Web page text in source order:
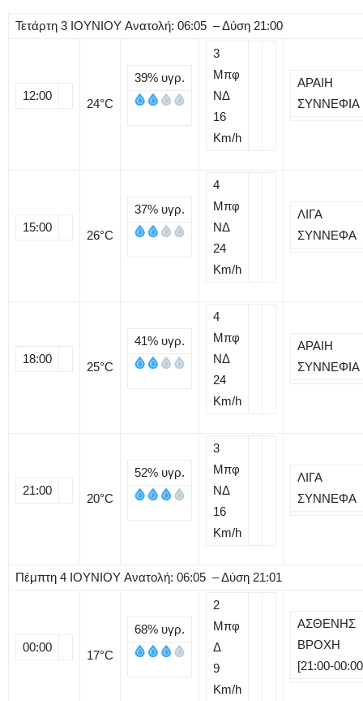
Τετάρτη 3 ΙΟΥΝΙΟΥ Ανατολή: 06:05 – Δύση 21:00
12:00
24°C
39% υγρ.
3
Μπφ
ΝΔ
16
Km/h
ΑΡΑΙΗ
ΣΥΝΝΕΦΙΑ
15:00
26°C
37% υγρ.
4
Μπφ
ΝΔ
24
Km/h
ΛΙΓΑ
ΣΥΝΝΕΦΑ
18:00
25°C
41% υγρ.
4
Μπφ
ΝΔ
24
Km/h
ΑΡΑΙΗ
ΣΥΝΝΕΦΙΑ
21:00
20°C
52% υγρ.
3
Μπφ
ΝΔ
16
Km/h
ΛΙΓΑ
ΣΥΝΝΕΦΑ
Πέμπτη 4 ΙΟΥΝΙΟΥ Ανατολή: 06:05 – Δύση 21:01
00:00
17°C
68% υγρ.
2
Μπφ
Δ
9
Km/h
ΑΣΘΕΝΗΣ
ΒΡΟΧΗ
[21:00-